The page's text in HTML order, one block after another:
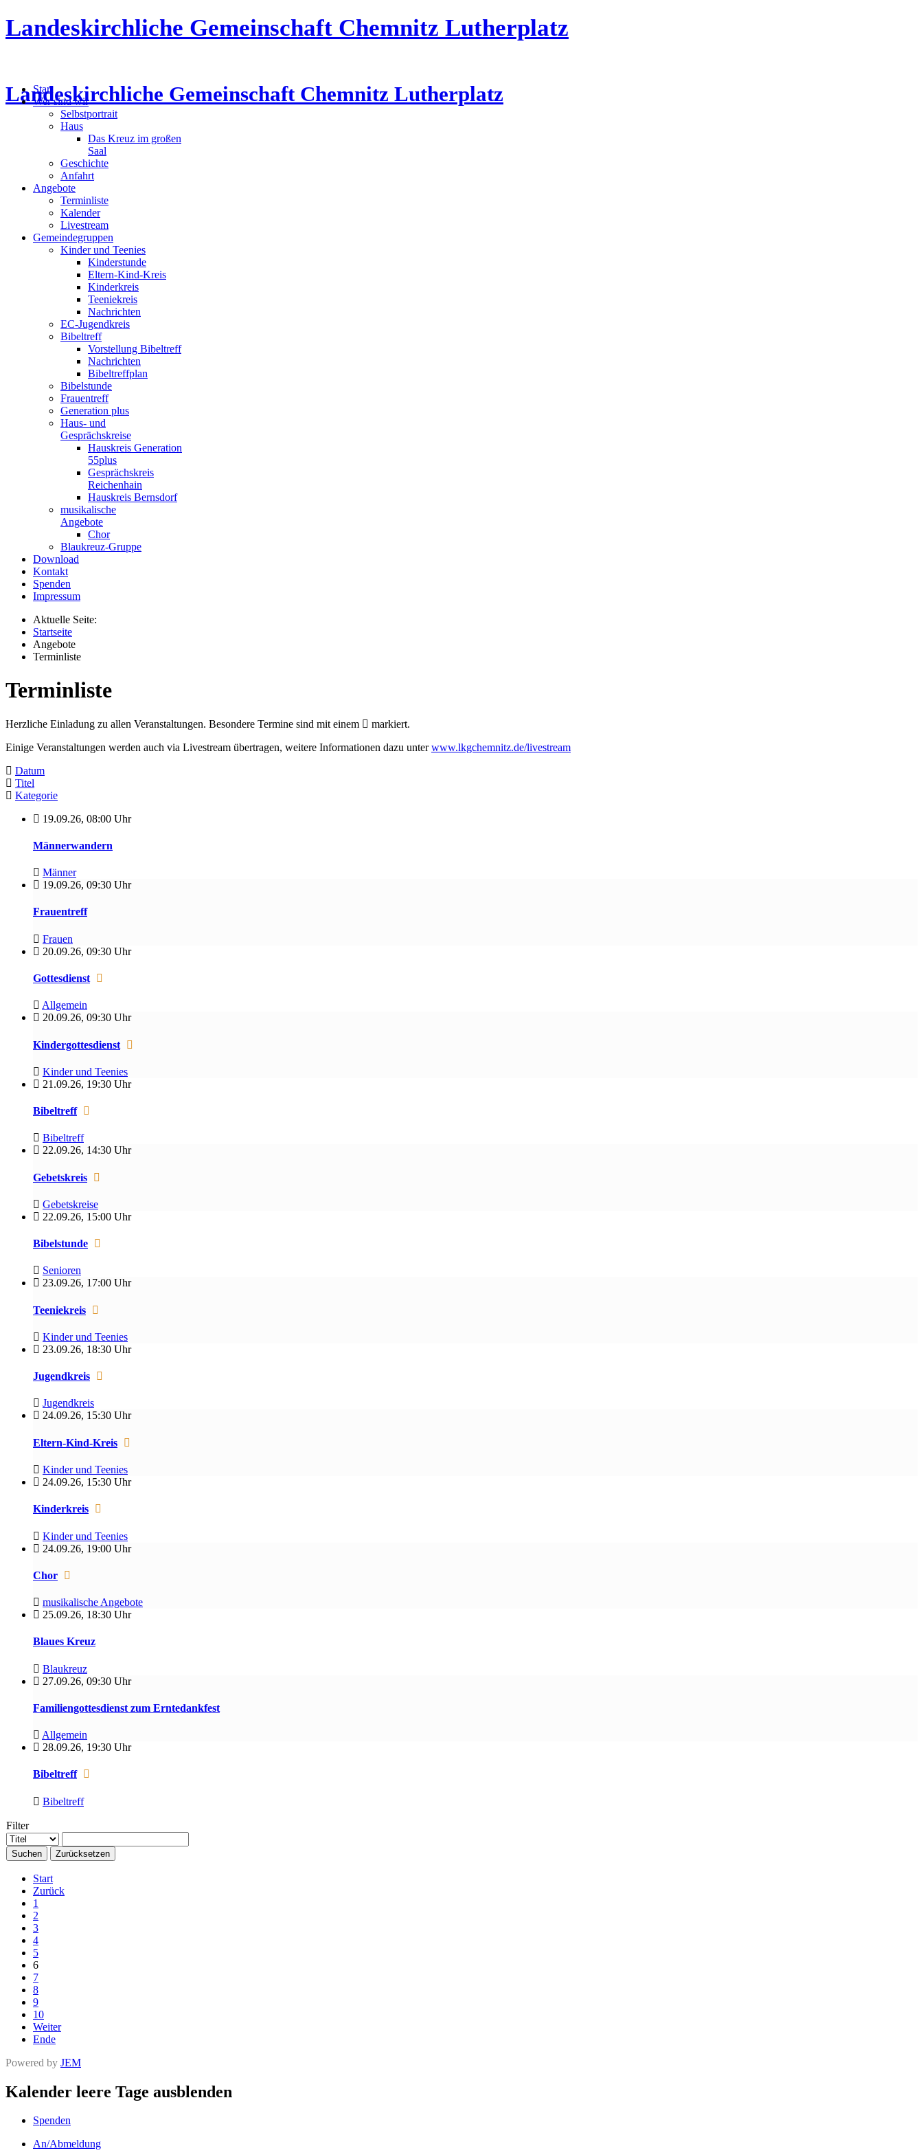
Landeskirchliche Gemeinschaft Chemnitz Lutherplatz
Landeskirchliche Gemeinschaft Chemnitz Lutherplatz
Start
Wer sind wir
Selbstportrait
Haus
Das Kreuz im großen
Saal
Geschichte
Anfahrt
Angebote
Terminliste
Kalender
Livestream
Gemeindegruppen
Kinder und Teenies
Kinderstunde
Eltern-Kind-Kreis
Kinderkreis
Teeniekreis
Nachrichten
EC-Jugendkreis
Bibeltreff
Vorstellung Bibeltreff
Nachrichten
Bibeltreffplan
Bibelstunde
Frauentreff
Generation plus
Haus- und
Gesprächskreise
Hauskreis Generation
55plus
Gesprächskreis
Reichenhain
Hauskreis Bernsdorf
musikalische
Angebote
Chor
Blaukreuz-Gruppe
Download
Kontakt
Spenden
Impressum
Aktuelle Seite:
Startseite
Angebote
Terminliste
Terminliste
Herzliche Einladung zu allen Veranstaltungen. Besondere Termine sind mit einem
markiert.
Einige Veranstaltungen werden auch via Livestream übertragen, weitere Informationen dazu unterwww.lkgchemnitz.de/livestream
Datum
Titel
Kategorie
19.09.26, 08:00 Uhr
Männerwandern
Männer
19.09.26, 09:30 Uhr
Frauentreff
Frauen
20.09.26, 09:30 Uhr
Gottesdienst
Allgemein
20.09.26, 09:30 Uhr
Kindergottesdienst
Kinder und Teenies
21.09.26, 19:30 Uhr
Bibeltreff
Bibeltreff
22.09.26, 14:30 Uhr
Gebetskreis
Gebetskreise
22.09.26, 15:00 Uhr
Bibelstunde
Senioren
23.09.26, 17:00 Uhr
Teeniekreis
Kinder und Teenies
23.09.26, 18:30 Uhr
Jugendkreis
Jugendkreis
24.09.26, 15:30 Uhr
Eltern-Kind-Kreis
Kinder und Teenies
24.09.26, 15:30 Uhr
Kinderkreis
Kinder und Teenies
24.09.26, 19:00 Uhr
Chor
musikalische Angebote
25.09.26, 18:30 Uhr
Blaues Kreuz
Blaukreuz
27.09.26, 09:30 Uhr
Familiengottesdienst zum Erntedankfest
Allgemein
28.09.26, 19:30 Uhr
Bibeltreff
Bibeltreff
Filter
Suchen Zurücksetzen
Start
Zurück
1
2
3
4
5
6
7
8
9
10
Weiter
Ende
Powered by JEM
Kalender leere Tage ausblenden
Spenden
An/Abmeldung